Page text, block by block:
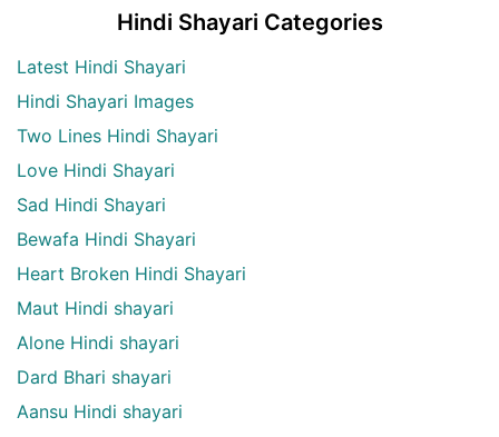
Hindi Shayari Categories
Latest Hindi Shayari
Hindi Shayari Images
Two Lines Hindi Shayari
Love Hindi Shayari
Sad Hindi Shayari
Bewafa Hindi Shayari
Heart Broken Hindi Shayari
Maut Hindi shayari
Alone Hindi shayari
Dard Bhari shayari
Aansu Hindi shayari